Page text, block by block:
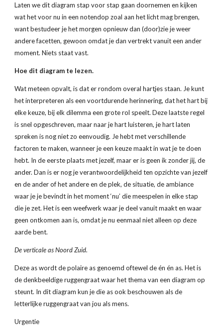
Laten we dit diagram stap voor stap gaan doornemen en kijken
wat het voor nu in een notendop zoal aan het licht mag brengen,
want bestudeer je het morgen opnieuw dan (door)zie je weer
andere facetten, gewoon omdat je dan vertrekt vanuit een ander
moment. Niets staat vast.
Hoe dit diagram te lezen.
Wat meteen opvalt, is dat er rondom overal hartjes staan. Je kunt
het interpreteren als een voortdurende herinnering, dat het hart bij
elke keuze, bij elk dilemma een grote rol speelt. Deze laatste regel
is snel opgeschreven, maar naar je hart luisteren, je hart laten
spreken is nog niet zo eenvoudig. Je hebt met verschillende
factoren te maken, wanneer je een keuze maakt in wat je te doen
hebt. In de eerste plaats met jezelf, maar er is geen ik zonder jij, de
ander. Dan is er nog je verantwoordelijkheid ten opzichte van jezelf
en de ander of het andere en de plek, de situatie, de ambiance
waar je je bevindt in het moment ‘nu’ die meespelen in elke stap
die je zet. Het is een weefwerk waar je deel vanuit maakt en waar
geen ontkomen aan is, omdat je nu eenmaal niet alleen op deze
aarde bent.
De verticale as Noord Zuid.
Deze as wordt de polaire as genoemd oftewel de én én as. Het is
de denkbeeldige ruggengraat waar het thema van een diagram op
steunt. In dit diagram kun je die as ook beschouwen als de
letterlijke ruggengraat van jou als mens.
Urgentie